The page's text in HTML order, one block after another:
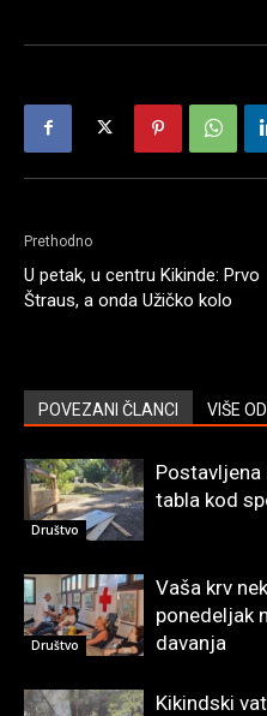
Prethodno
U petak, u centru Kikinde: Prvo
Štraus, a onda Užičko kolo
POVEZANI ČLANCI VIŠE
Društvo
tabla kod
Društvo
Vaša krv
ponedeljak
davanja
Kikindski